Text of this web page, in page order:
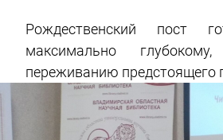
Рождественский пост
максимально глубокому,
переживанию предстоящего